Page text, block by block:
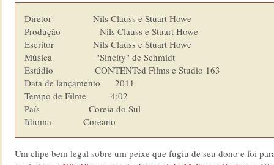
Diretor                 Nils Clauss e Stuart Howe
Produção                Nils Clauss e Stuart Howe
Escritor                Nils Clauss e Stuart Howe
Música                  "Sincity" de Schmidt
Estúdio                 CONTENTed Films e Studio 163
Data de lançamento      2011
Tempo de Filme          4:02
País                    Coreia do Sul
Idioma  	        Coreano
Um clipe bem legal sobre um peixe que fugiu de seu dono e foi